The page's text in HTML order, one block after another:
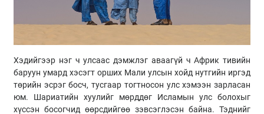
Хэдийгээр нэг ч улсаас дэмжлэг аваагүй ч Африк тивийн
баруун умард хэсэгт орших Мали улсын хойд нутгийн иргэд
төрийн эсрэг босч, тусгаар тогтносон улс хэмээн зарласан
юм. Шариатийн хуулийг мөрддөг Исламын улс болохыг
хүссэн босогчид өөрсдийгөө зэвсэглэсэн байна. Тэднийг